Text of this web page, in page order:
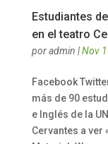
Estudiantes
en el teatro
poradmin |Nov
Facebook
más de 90
e Inglés de la
Cervantes a ver